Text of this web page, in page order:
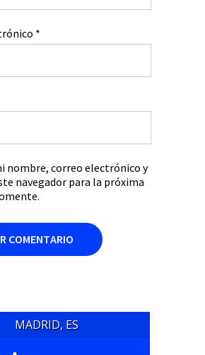
*
nombre, correo electrónico y
navegador para la próxima
MADRID, ES